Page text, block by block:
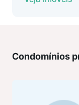
Condomínios